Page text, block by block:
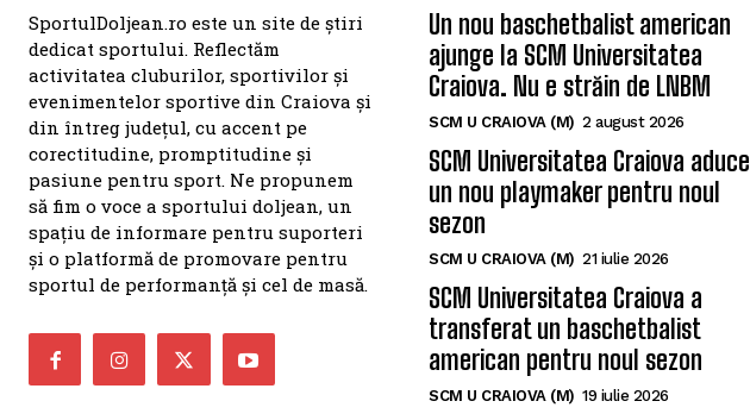
SportulDoljean.ro este un site de știri
dedicat sportului. Reflectăm
activitatea cluburilor, sportivilor și
evenimentelor sportive din Craiova și
din întreg județul, cu accent pe
corectitudine, promptitudine și
pasiune pentru sport. Ne propunem
să fim o voce a sportului doljean, un
spațiu de informare pentru suporteri
și o platformă de promovare pentru
sportul de performanță și cel de masă.
Un nou baschetbalist american
ajunge la SCM Universitatea
Craiova. Nu e străin de LNBM
SCM U CRAIOVA (M) 2 august 2026
SCM Universitatea Craiova aduce
un nou playmaker pentru noul
sezon
SCM U CRAIOVA (M) 21 iulie 2026
SCM Universitatea Craiova a
transferat un baschetbalist
american pentru noul sezon
SCM U CRAIOVA (M) 19 iulie 2026